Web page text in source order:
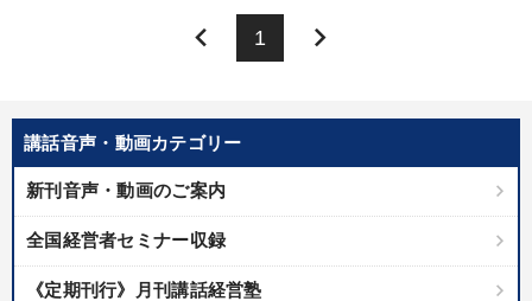
講話音声・動画カテゴリー
新刊音声・動画のご案内
全国経営者セミナー収録
《定期刊行》月刊講話経営塾
keyboard_arrow_left 1 keyboard_arrow_right